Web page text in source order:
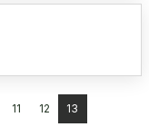
11 12 13